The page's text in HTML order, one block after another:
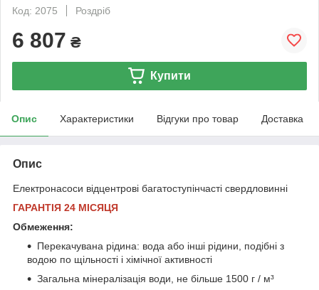
Код: 2075
Роздріб
6 807 ₴
Купити
Опис Характеристики Відгуки про товар Доставка
Опис
Електронасоси відцентрові багатоступінчасті свердловинні
ГАРАНТІЯ 24 МІСЯЦЯ
Обмеження:
Перекачувана рідина: вода або інші рідини, подібні з
водою по щільності і хімічної активності
Загальна мінералізація води, не більше 1500 г / м³